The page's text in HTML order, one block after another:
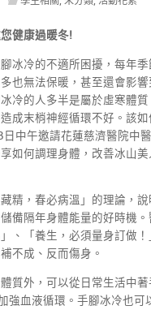
健康過暖冬!
冰冷的不適所困擾，每年
也無法保暖，甚至還會影
冷的人多半是屬於虛寒體
成末梢神經循環不好。該
中午邀請花蓮慈濟醫院中
如何調理身體，改善冰山
精，春必病溫」的理論，
備隔年身體能量的好時機
、「養生，必須量身訂做
不成、反而傷身。
質外，可以從日常生活中
強血液循環。手腳冰冷也可